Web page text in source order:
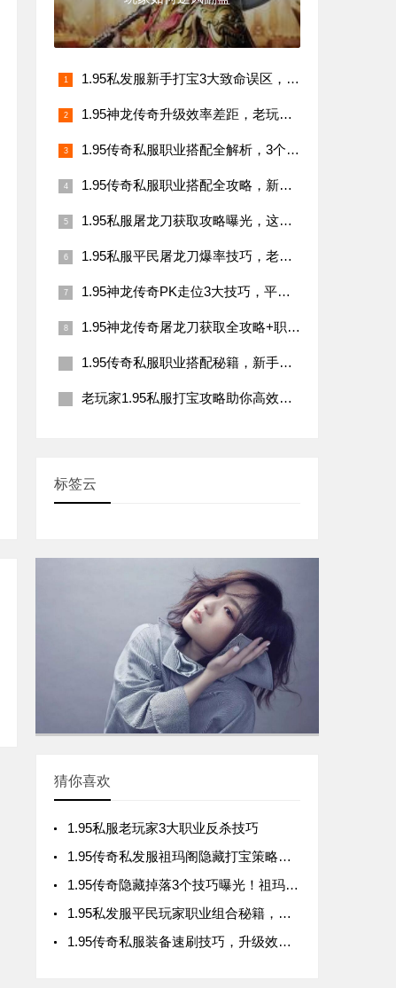
1.95私发服新手打宝3大致命误区，老玩家避坑指南
1.95神龙传奇升级效率差距，老玩家忽略的3个细节！
1.95传奇私服职业搭配全解析，3个走位技巧助你高效打宝
1.95传奇私服职业搭配全攻略，新手如何逆袭老玩家？90%玩家都在用的生存法则
1.95私服屠龙刀获取攻略曝光，这些副本必刷
1.95私服平民屠龙刀爆率技巧，老玩家都用的3个高效打宝方法
1.95神龙传奇PK走位3大技巧，平民玩家也能逆袭？
1.95神龙传奇屠龙刀获取全攻略+职业搭配技巧
1.95传奇私服职业搭配秘籍，新手也能掌握的90%玩家忽略的生存法则
老玩家1.95私服打宝攻略助你高效刷装备
标签云
猜你喜欢
1.95私服老玩家3大职业反杀技巧
1.95传奇私发服祖玛阁隐藏打宝策略全解析
1.95传奇隐藏掉落3个技巧曝光！祖玛阁迷路也能刮出SSS装备
1.95私发服平民玩家职业组合秘籍，老玩家都未必掌握的3个关键点！
1.95传奇私服装备速刷技巧，升级效率翻倍不迷路